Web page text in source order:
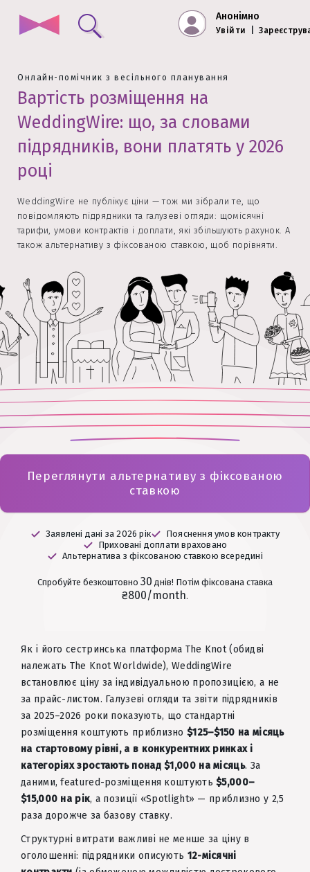
Анонімно
Увійти
Онлайн-помічник з весільного планування
Вартість розміщення на
WeddingWire: що, за словами
підрядників, вони платять у 2026
році
WeddingWire не публікує ціни — тож ми зібрали те, що
повідомляють підрядники та галузеві огляди: щомісячні
тарифи, умови контрактів і доплати, які збільшують рахунок. А
також альтернативу з фіксованою ставкою, щоб порівняти.
Переглянути альтернативу з фіксованою
ставкою
Заявлені дані за 2026 рік
Пояснення умов контракту
Приховані доплати враховано
Альтернатива з фіксованою ставкою всередині
Спробуйте безкоштовно 30 днів! Потім фіксована ставка
₴800/month.
Як і його сестринська платформа The Knot (обидві
належать The Knot Worldwide), WeddingWire
встановлює ціну за індивідуальною пропозицією, а не
за прайс-листом. Галузеві огляди та звіти підрядників
за 2025–2026 роки показують, що стандартні
розміщення коштують приблизно$125–$150 на місяць
на стартовому рівні, а в конкурентних ринках і
категоріях зростають понад $1,000 на місяць. За
даними, featured-розміщення коштують$5,000–
$15,000 на рік, а позиції «Spotlight» — приблизно у 2,5
раза дорожче за базову ставку.
Структурні витрати важливі не менше за ціну в
оголошенні: підрядники описують 12-місячні